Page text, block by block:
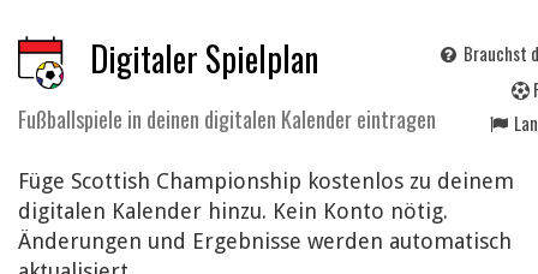
Digitaler Spielplan
Fußballspiele in deinen digitalen Kalender eintragen
Brauchst
Füge Scottish Championship kostenlos zu deinem
digitalen Kalender hinzu. Kein Konto nötig.
Änderungen und Ergebnisse werden automatisch